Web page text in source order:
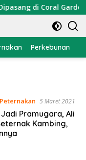
di Coral Garden
Perkebunan
Peternakan 5 Maret 2021
Jadi Pramugara, Ali
Kambing,